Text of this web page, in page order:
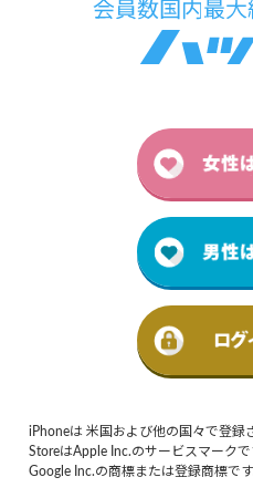
iPhoneは 米国および他の国々で登録
StoreはApple Inc.のサービスマークで
Google Inc.の商標または登録商標です